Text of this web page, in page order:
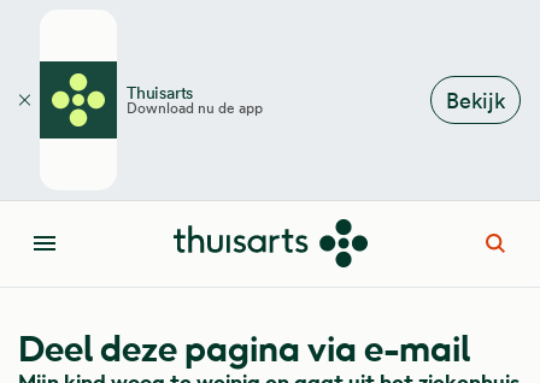
Thuisarts
Download nu de app Bekijk
Sluiten
Menu
Deel deze pagina via e-mail